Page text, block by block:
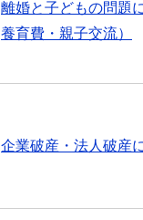
離婚と子どもの問題
養育費・親子交流）
企業破産・法人破産